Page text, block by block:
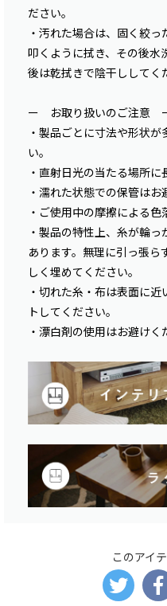
ださい。
・汚れた場合は、固く絞っ
叩くように拭き、その後水
後は乾拭きで陰干ししてく
ー お取り扱いのご注意
・製品ごとに寸法や形状
い。
・直射日光の当たる場所に
・濡れた状態での保管はお
・ご使用中の摩擦による色
・製品の特性上、糸が輪
あります。無理に引っ張
しく埋めてください。
・切れた糸・布は表面に
トしてください。
・漂白剤の使用はお避けく
このアイ